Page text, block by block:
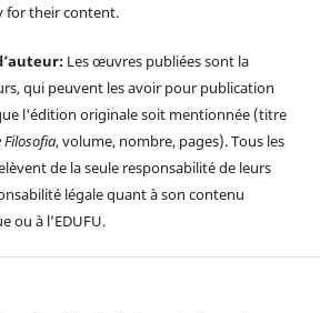
for their content.
Les œuvres publiées sont la
qui peuvent les avoir pour publication
l'édition originale soit mentionnée (titre
Filosofia, volume, nombre, pages). Tous les
de la seule responsabilité de leurs
légale quant à son contenu
ou à l’EDUFU.